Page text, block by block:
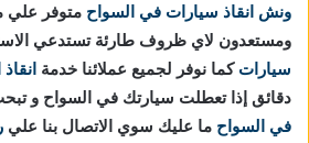
ونش انقاذ سيارات في السواح
ومستعدون لاي ظروف طارئة تستدعي
سيارات كما نوفر لجميع عملائنا خدمة
دقائق إذا تعطلت سيارتك في السواح و
في السواح ما عليك سوي الاتصال بنا علي